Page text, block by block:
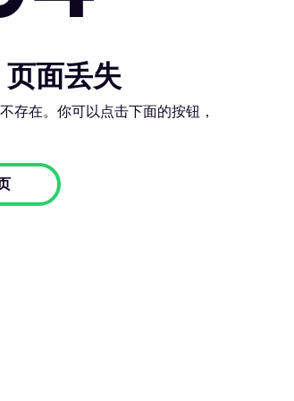
面丢失
存在。你可以点击下面的按钮，